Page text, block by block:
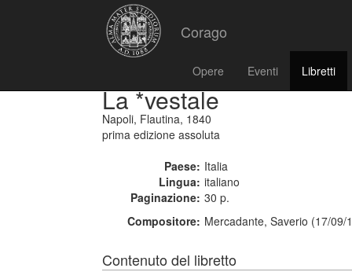
Corago
Opere Eventi Libretti
La *vestale
Napoli, Flautina, 1840
prima edizione assoluta
Paese: Italia
Lingua: italiano
Paginazione: 30 p.
Compositore: Mercadante, Saverio (17/09/
Contenuto del libretto